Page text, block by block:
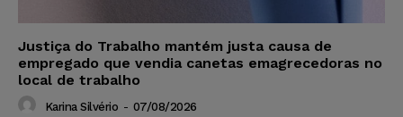
Justiça do Trabalho mantém justa causa de
empregado que vendia canetas emagrecedoras no
local de trabalho
Karina Silvério - 07/08/2026